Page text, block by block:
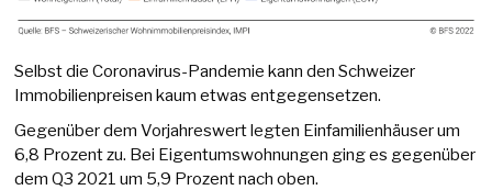
Selbst die Coronavirus-Pandemie kann den Schweizer
Immobilienpreisen kaum etwas entgegensetzen.
Gegenüber dem Vorjahreswert legten Einfamilienhäuser um
6,8 Prozent zu. Bei Eigentumswohnungen ging es gegenüber
dem Q3 2021 um 5,9 Prozent nach oben.